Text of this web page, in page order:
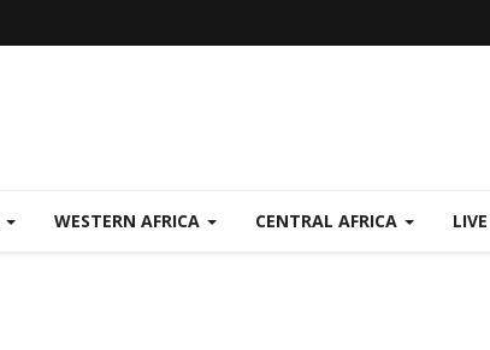
WESTERN AFRICA CENTRAL AFRICA